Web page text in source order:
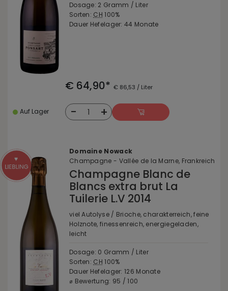
Dosage: 2 Gramm / Liter
Sorten: CH 100%
Dauer Hefelager: 44 Monate
€ 64,90* € 86,53 / Liter
Auf Lager - 1 +
Domaine Nowack
Champagne - Vallée de la Marne, Frankreich
Champagne Blanc de
Blancs extra brut La
Tuilerie L.V 2014
viel Autolyse / Brioche, charakterreich, feine
Holznote, finessenreich, energiegeladen,
leicht
Dosage: 0 Gramm / Liter
Sorten: CH 100%
Dauer Hefelager: 126 Monate
⌀ Bewertung: 95 / 100